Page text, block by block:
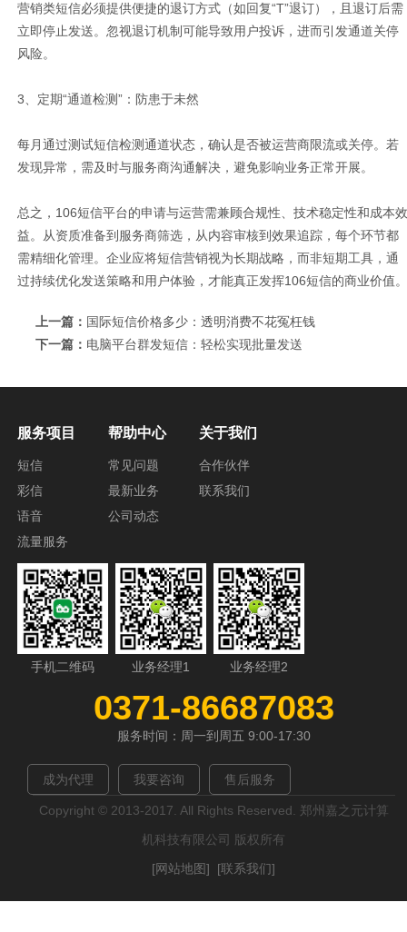
营销类短信必须提供便捷的退订方式（如回复“T”退订），且退订后需
立即停止发送。忽视退订机制可能导致用户投诉，进而引发通道关停
风险。
3、定期“通道检测”：防患于未然
每月通过测试短信检测通道状态，确认是否被运营商限流或关停。若
发现异常，需及时与服务商沟通解决，避免影响业务正常开展。
总之，106短信平台的申请与运营需兼顾合规性、技术稳定性和成本效
益。从资质准备到服务商筛选，从内容审核到效果追踪，每个环节都
需精细化管理。企业应将短信营销视为长期战略，而非短期工具，通
过持续优化发送策略和用户体验，才能真正发挥106短信的商业价值。
上一篇： 国际短信价格多少：透明消费不花冤枉钱
下一篇： 电脑平台群发短信：轻松实现批量发送
服务项目
短信
彩信
语音
流量服务
帮助中心
常见问题
最新业务
公司动态
关于我们
合作伙伴
联系我们
手机二维码 业务经理1 业务经理2
0371-86687083
服务时间：周一到周五 9:00-17:30
成为代理 我要咨询 售后服务
Copyright © 2013-2017. All Rights Reserved. 郑州嘉之元计算
机科技有限公司 版权所有
[网站地图]
[联系我们]